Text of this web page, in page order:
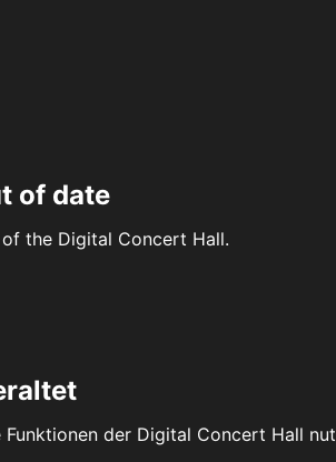
of date
the Digital Concert Hall.
der Digital Concert Hall